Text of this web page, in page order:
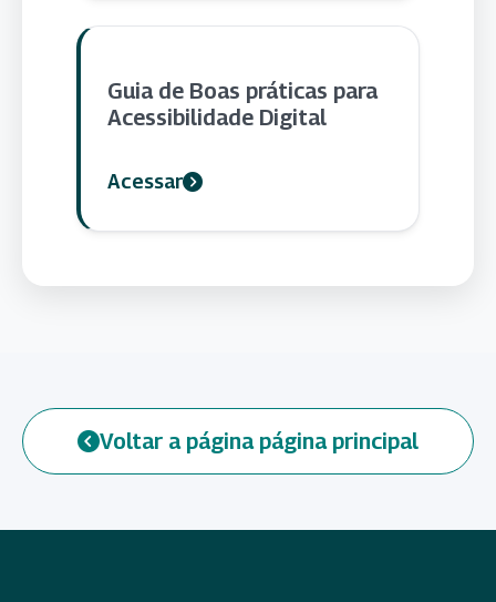
Guia de Boas práticas para
Acessibilidade Digital
Acessar
Voltar a página página principal